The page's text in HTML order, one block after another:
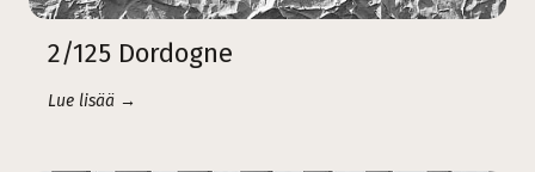
2/125 Dordogne
Lue lisää →